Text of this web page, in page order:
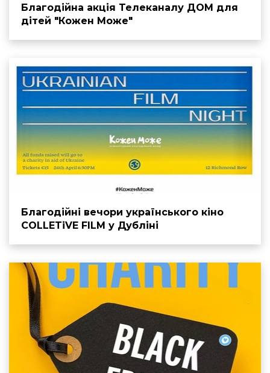
Благодійна акція Телеканалу ДОМ для
дітей "Кожен Може"
Благодійні вечори українського кіно
COLLETiVE FILM у Дубліні